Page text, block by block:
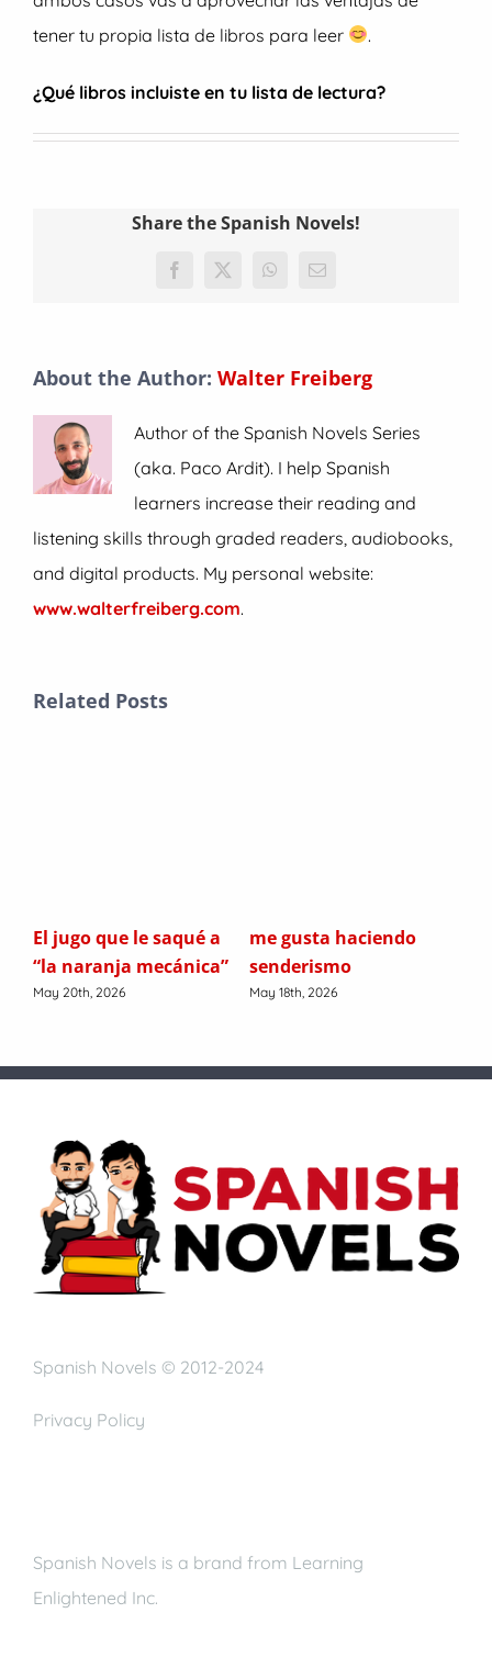
tener tu propia lista de libros para leer
.
¿Qué libros incluiste en tu lista de lectura?
Share the Spanish Novels!
Facebook
X WhatsApp
Email
About the Author: Walter Freiberg
Author of the Spanish Novels Series
(aka. Paco Ardit). I help Spanish
learners increase their reading and
listening skills through graded readers, audiobooks,
and digital products. My personal website:
www.walterfreiberg.com.
Related Posts
El jugo que le saqué a
“la naranja mecánica”
May 20th, 2026
me gusta haciendo
senderismo
May 18th, 2026
Spanish Novels © 2012-2024
Privacy Policy
Spanish Novels is a brand from Learning
Enlightened Inc.